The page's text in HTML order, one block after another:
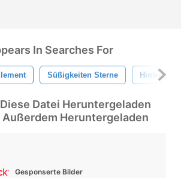
In Searches For
Süßigkeiten Sterne
Datei Heruntergeladen
Außerdem Heruntergeladen
Gesponserte Bilder